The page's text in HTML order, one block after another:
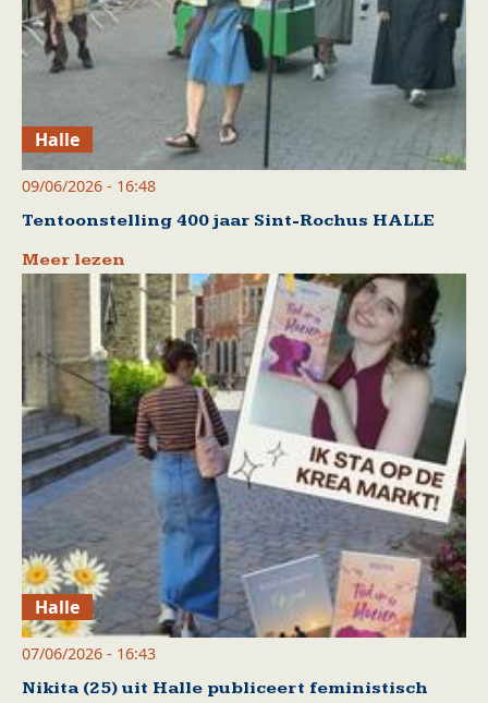
Halle
09/06/2026 - 16:48
Tentoonstelling 400 jaar Sint-Rochus HALLE
Meer lezen
Halle
07/06/2026 - 16:43
Nikita (25) uit Halle publiceert feministisch